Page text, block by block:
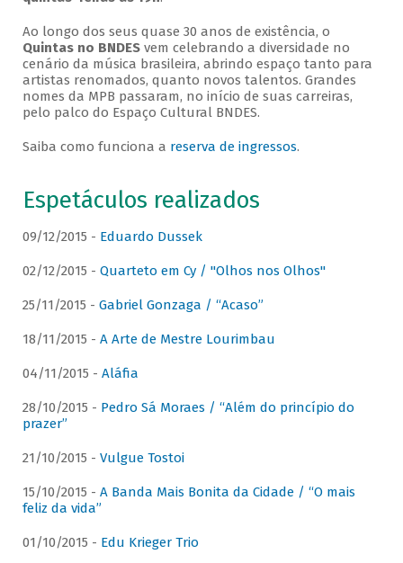
Ao longo dos seus quase 30 anos de existência, o
Quintas no BNDESvem celebrando a diversidade no
cenário da música brasileira, abrindo espaço tanto para
artistas renomados, quanto novos talentos. Grandes
nomes da MPB passaram, no início de suas carreiras,
pelo palco do Espaço Cultural BNDES.
Saiba como funciona a reserva de ingressos.
Espetáculos realizados
09/12/2015 - Eduardo Dussek
02/12/2015 - Quarteto em Cy / "Olhos nos Olhos"
25/11/2015 - Gabriel Gonzaga / “Acaso”
18/11/2015 - A Arte de Mestre Lourimbau
04/11/2015 - Aláfia
28/10/2015 - Pedro Sá Moraes / “Além do princípio do
prazer”
21/10/2015 - Vulgue Tostoi
15/10/2015 - A Banda Mais Bonita da Cidade / “O mais
feliz da vida”
01/10/2015 - Edu Krieger Trio